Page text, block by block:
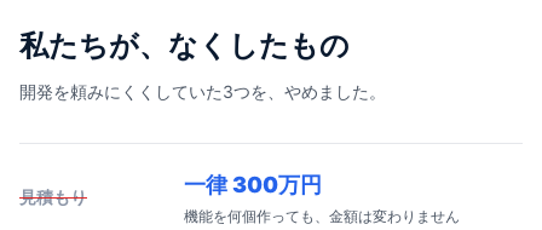
私たちが、なくしたもの
開発を頼みにくくしていた3つを、やめました。
見積もり 一律 300万円
機能を何個作っても、金額は変わりません